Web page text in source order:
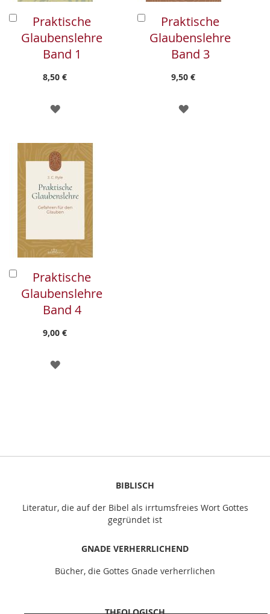
Praktische
Glaubenslehre
Band 1
8,50 €
den
Warenkorb
ZUR
HINZUFÜGEN
Praktische
Glaubenslehre
Band 3
9,50 €
den
Warenkorb
ZUR
Praktische
Glaubenslehre
Band 4
9,00 €
den
Warenkorb
ZUR
BIBLISCH
Literatur, die auf der Bibel als irrtumsfreies Wort Gottes
gegründet ist
GNADE VERHERRLICHEND
Bücher, die Gottes Gnade verherrlichen